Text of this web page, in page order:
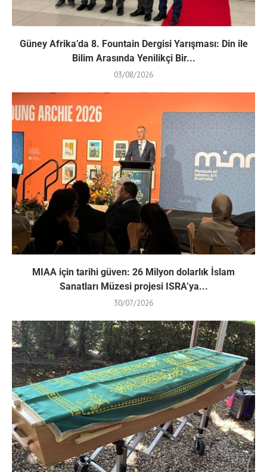
Güney Afrika’da 8. Fountain Dergisi Yarışması: Din ile
Bilim Arasında Yenilikçi Bir...
03/08/2026
MIAA için tarihi güven: 26 Milyon dolarlık İslam
Sanatları Müzesi projesi ISRA’ya...
30/07/2026